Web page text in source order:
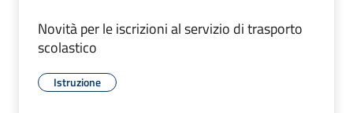
Novità per le iscrizioni al servizio di trasporto
scolastico
Istruzione